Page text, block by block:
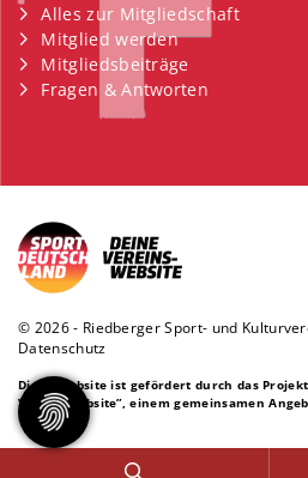
Alles zur Mitgliedschaft
Mitglied werden
Mitgliedsbeiträge
Fragen & Antworten
© 2026 - Riedberger Sport- und
Datenschutz
Diese Website ist gefördert durch das Projekt
Vereinswebsite”, einem gemeinsamen